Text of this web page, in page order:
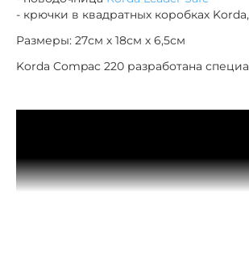
- крючки в квадратных коробках
Размеры: 27см х 18см х 6,5см
Korda Compac 220 разработана